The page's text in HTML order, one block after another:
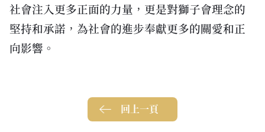
社會注入更多正面的力量，更是對獅子會理念的
堅持和承諾，為社會的進步奉獻更多的關愛和正
向影響。
回上一頁